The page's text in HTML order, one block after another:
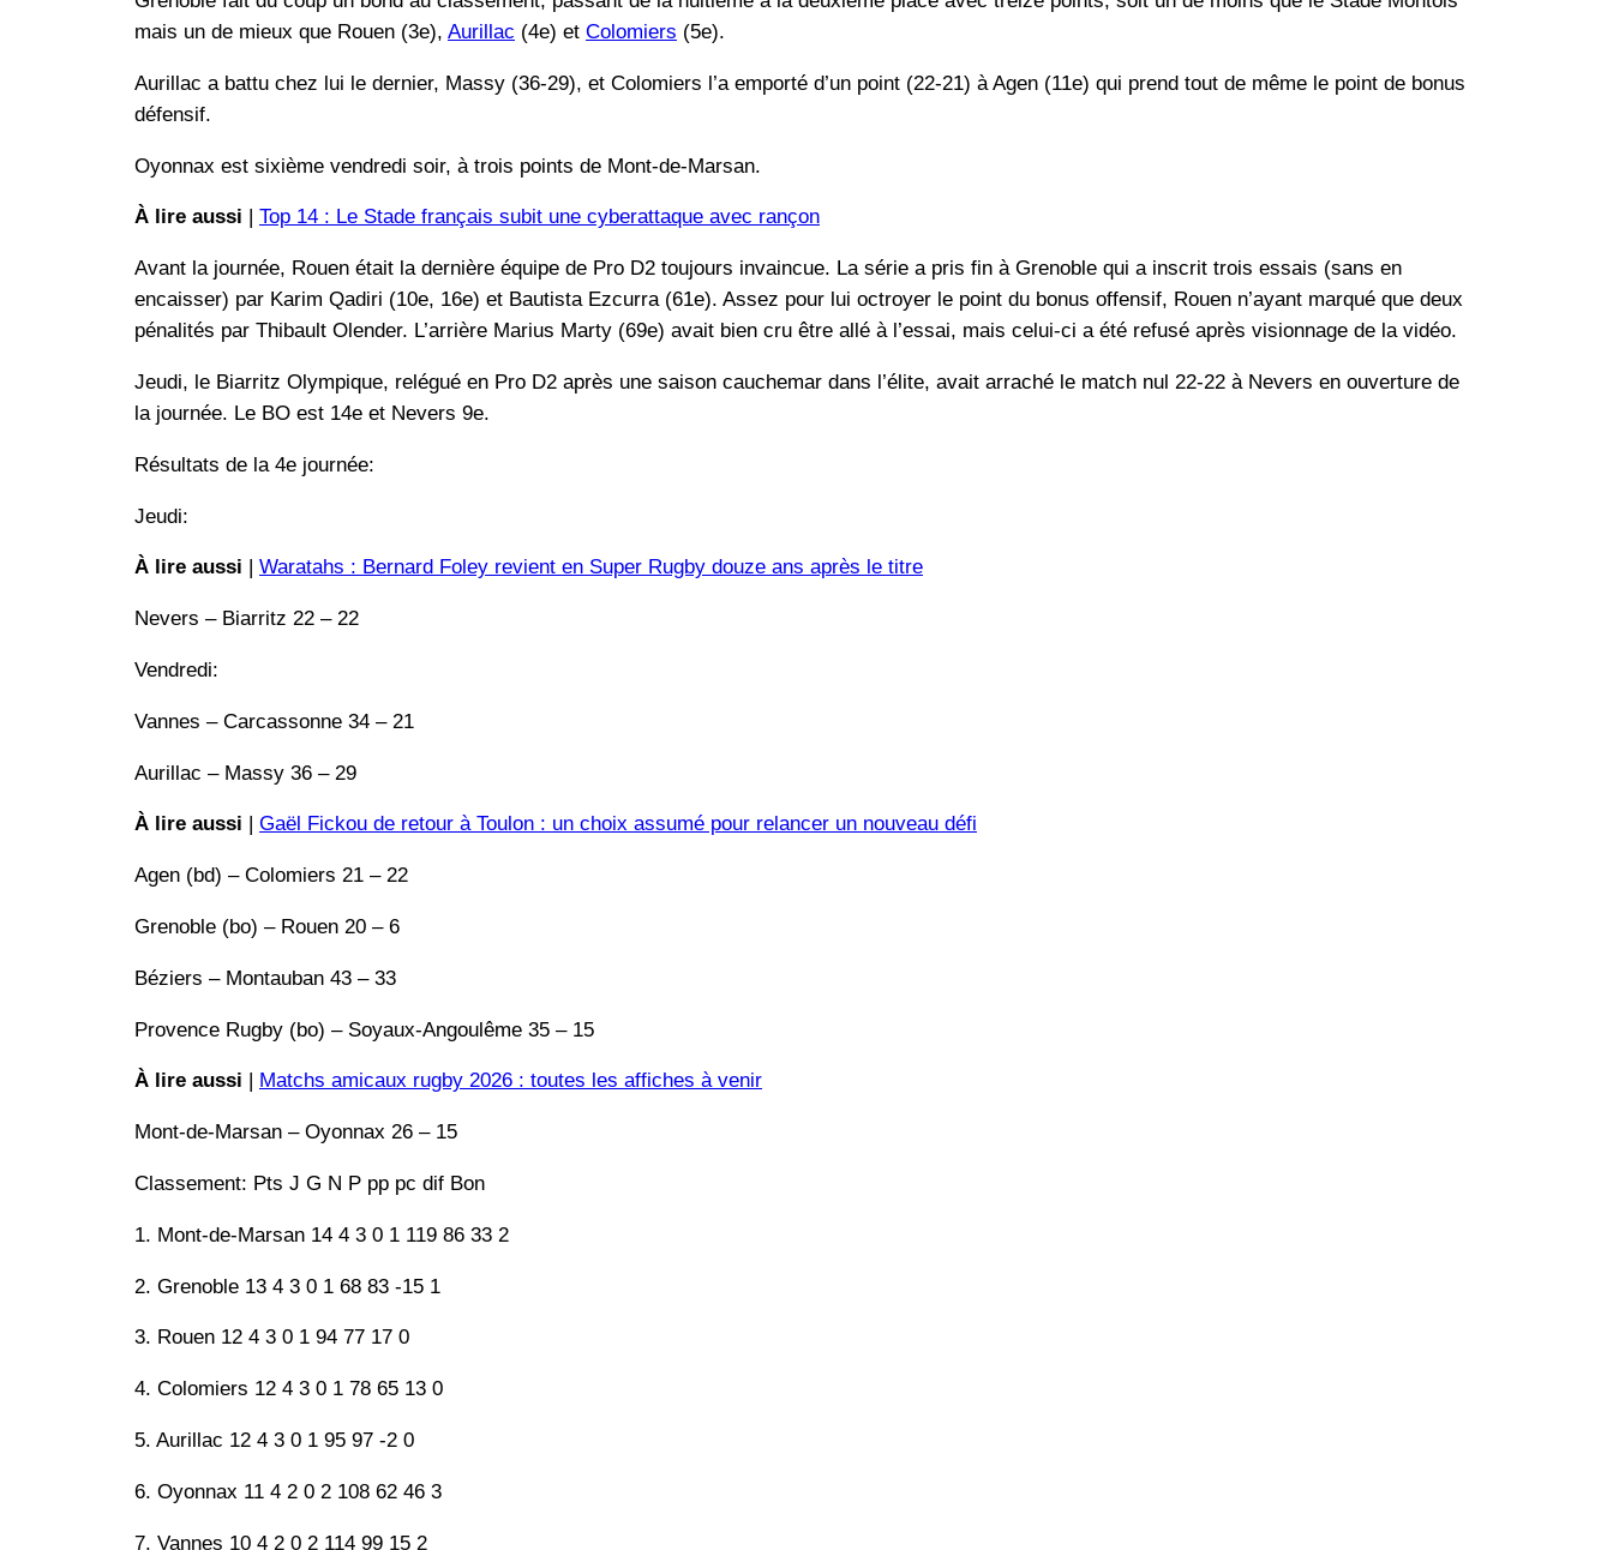
mais un de mieux que Rouen (3e), Aurillac (4e) et Colomiers (5e).
Aurillac a battu chez lui le dernier, Massy (36-29), et Colomiers l’a emporté d’un point (22-21) à Agen (11e) qui prend tout de même le point de bonus
défensif.
Oyonnax est sixième vendredi soir, à trois points de Mont-de-Marsan.
À lire aussi Top 14 : Le Stade français subit une cyberattaque avec rançon
Avant la journée, Rouen était la dernière équipe de Pro D2 toujours invaincue. La série a pris fin à Grenoble qui a inscrit trois essais (sans en
encaisser) par Karim Qadiri (10e, 16e) et Bautista Ezcurra (61e). Assez pour lui octroyer le point du bonus offensif, Rouen n’ayant marqué que deux
pénalités par Thibault Olender. L’arrière Marius Marty (69e) avait bien cru être allé à l’essai, mais celui-ci a été refusé après visionnage de la vidéo.
Jeudi, le Biarritz Olympique, relégué en Pro D2 après une saison cauchemar dans l’élite, avait arraché le match nul 22-22 à Nevers en ouverture de
la journée. Le BO est 14e et Nevers 9e.
Résultats de la 4e journée:
Jeudi:
À lire aussi Waratahs : Bernard Foley revient en Super Rugby douze ans après le titre
Nevers – Biarritz 22 – 22
Vendredi:
Vannes – Carcassonne 34 – 21
Aurillac – Massy 36 – 29
À lire aussi Gaël Fickou de retour à Toulon : un choix assumé pour relancer un nouveau défi
Agen (bd) – Colomiers 21 – 22
Grenoble (bo) – Rouen 20 – 6
Béziers – Montauban 43 – 33
Provence Rugby (bo) – Soyaux-Angoulême 35 – 15
À lire aussi Matchs amicaux rugby 2026 : toutes les affiches à venir
Mont-de-Marsan – Oyonnax 26 – 15
Classement: Pts J G N P pp pc dif Bon
1. Mont-de-Marsan 14 4 3 0 1 119 86 33 2
2. Grenoble 13 4 3 0 1 68 83 -15 1
3. Rouen 12 4 3 0 1 94 77 17 0
4. Colomiers 12 4 3 0 1 78 65 13 0
5. Aurillac 12 4 3 0 1 95 97 -2 0
6. Oyonnax 11 4 2 0 2 108 62 46 3
7. Vannes 10 4 2 0 2 114 99 15 2